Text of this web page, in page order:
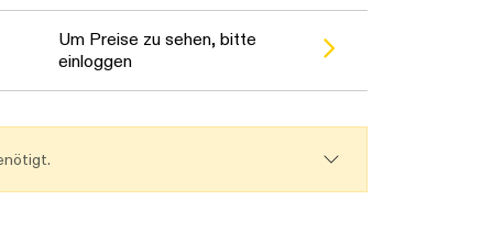
Bitte warten...
Um Preise zu sehen, bitte
einloggen